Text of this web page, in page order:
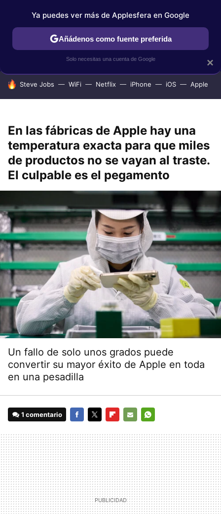
IPHONE TUTORIALES APPLESFERA SELECCIÓN
HOY SE HABLA DE
Steve Jobs WiFi Netflix iPhone iOS Apple
En las fábricas de Apple hay una
temperatura exacta para que miles
de productos no se vayan al traste.
El culpable es el pegamento
Un fallo de solo unos grados puede
convertir su mayor éxito de Apple en toda
en una pesadilla
1 comentario
MAIL
×
Ya puedes ver más de Applesfera en Google
Añádenos como fuente preferida
Solo necesitas una cuenta de Google